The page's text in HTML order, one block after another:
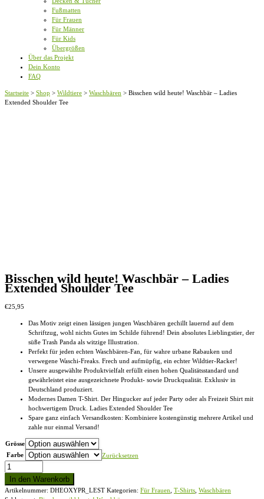
Fußmatten
Für Frauen
Für Männer
Für Kids
Übergrößen
Über das Projekt
Dein Konto
FAQ
Startseite > Shop > Wildtiere > Waschbären > Bisschen wild heute! Waschbär – Ladies
Extended Shoulder Tee
Bisschen wild heute! Waschbär – Ladies
Extended Shoulder Tee
€25,95
Das Motiv zeigt einen lässigen jungen Waschbären gechillt lauernd auf dem
Schriftzug, wohl nichts Gutes im Schilde führend! Dein absolutes Lieblingstier, der
süße Trash Panda als witzige Illustration.
Perfekt für jeden echten Waschbären-Fan, für wahre urbane Rabauken und
verwegene Waschi-Freaks. Frech und aufmüpfig, ein echter Wildtier-Racker!
Unsere ausgewählte Produktvielfalt erfüllt einen hohen Qualitätsstandard und
gewährleistet eine ausgezeichnete Produkt- sowie Druckqualität. Exklusiv in
Deutschland produziert.
Modernes Damen T-Shirt. Der Hingucker auf jeder Party oder als Freizeit Shirt mit
hochwertigem Druck. Ladies Extended Shoulder Tee
Spare ganz einfach Versandkosten: Kombiniere kostengünstig mehrere Artikel und
zahle nur einmal Versand!
Grösse
Farbe
Zurücksetzen
Bisschen
wild
heute!
Waschbär
In den Warenkorb
Artikelnummer: DHEOXYPR_LEST Kategorien: Für Frauen T-Shirts Waschbären